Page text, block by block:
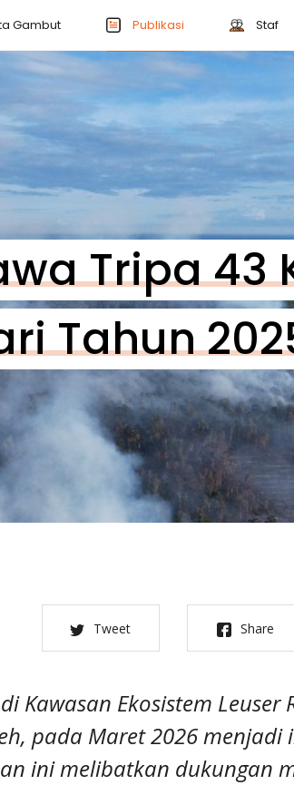
Gambut Publikasi Staf
Tripa 43
Tahun
Tweet Share
Kawasan Ekosistem Leuser
pada Maret 2026 menjadi
ini melibatkan dukungan